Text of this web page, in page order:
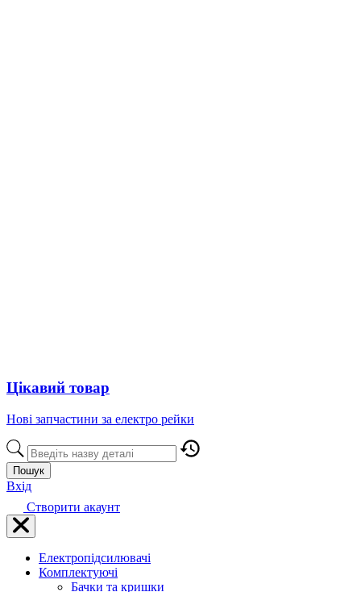
Цікавий товар
Нові запчастини за електро рейки
Пошук
Вхід
Створити акаунт
Електропідсилювачі
Комплектуючі
Бачки та кришки